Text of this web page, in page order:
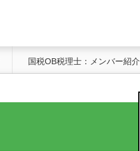
国税OB税理士：メンバー紹介